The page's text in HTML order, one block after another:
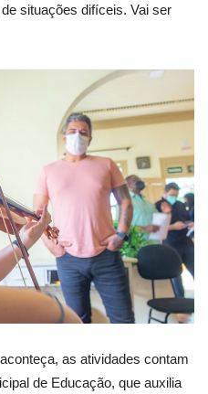
situações difíceis. Vai ser
as atividades contam
de Educação, que auxilia